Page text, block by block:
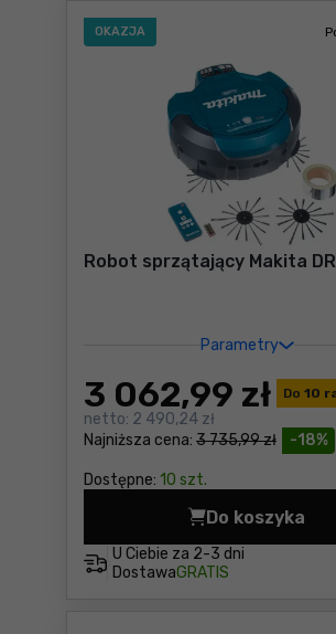
OKAZJA
Robot sprzątający Makita
Parametry
Do 10
-18%
Najniższa cena: 3 735,99 zł
3 062,99 zł
netto: 2 490,24 zł
Dostępne: 10 szt.
U Ciebie za 2-3 dni
DostawaGRATIS
Do koszyka
Robot